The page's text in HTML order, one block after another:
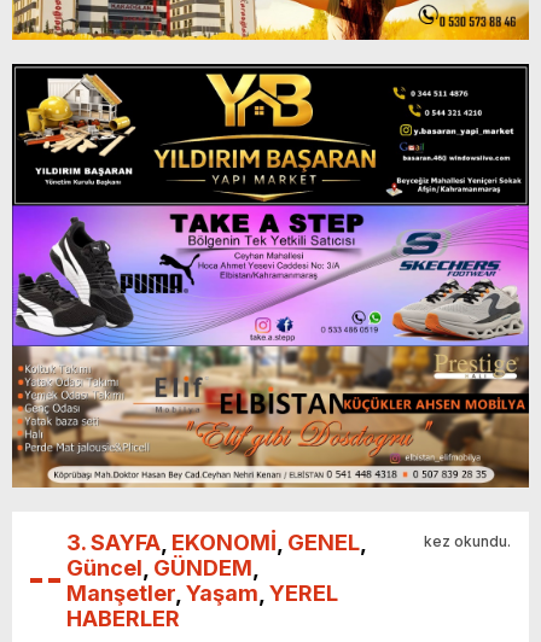
3. SAYFA EKONOMİ GENEL
Güncel GÜNDEM
Manşetler Yaşam YEREL
HABERLER
kez okundu.